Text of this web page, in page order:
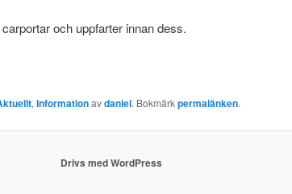
och uppfarter innan dess.
,Informationavdaniel. Bokmärkpermalänken.
Drivs med WordPress